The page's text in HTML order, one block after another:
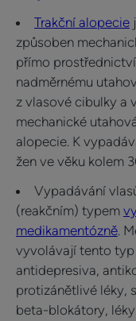
Trakční alopecie
způsoben
přímo
nadměrnému
z vlasové cibulky a
mechanické
alopecie. K
žen ve věku kolem
Vypadávání
(reakčním) typem
medikamentózně.
vyvolávají tento typ
antidepresiva,
protizánětlivé léky,
beta-blokátory,